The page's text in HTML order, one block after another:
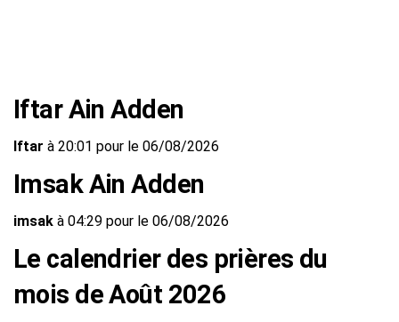
Iftar Ain Adden
Iftar à 20:01 pour le 06/08/2026
Imsak Ain Adden
imsak à 04:29 pour le 06/08/2026
Le calendrier des prières du
mois de Août 2026